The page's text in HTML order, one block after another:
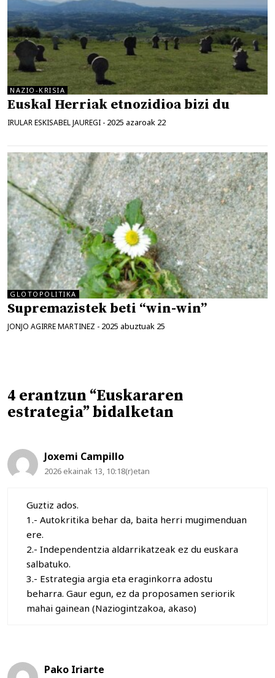
NAZIO-KRISIA
Euskal Herriak etnozidioa bizi du
IRULAR ESKISABEL JAUREGI - 2025 azaroak 22
GLOTOPOLITIKA
Supremazistek beti “win-win”
JONJO AGIRRE MARTINEZ - 2025 abuztuak 25
4 erantzun “Euskararen
estrategia” bidalketan
Joxemi Campillo
2026 ekainak 13, 10:18(r)etan
Guztiz ados.
1.- Autokritika behar da, baita herri mugimenduan
ere.
2.- Independentzia aldarrikatzeak ez du euskara
salbatuko.
3.- Estrategia argia eta eraginkorra adostu
beharra. Gaur egun, ez da proposamen seriorik
mahai gainean (Naziogintzakoa, akaso)
Pako Iriarte